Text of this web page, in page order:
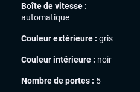
Boîte de vitesse :
automatique
Couleur extérieure : gris
Couleur intérieure : noir
Nombre de portes : 5